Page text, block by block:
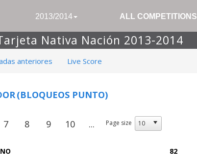
2013/2014 ALL COMPETITIONS
Nativa Nación 2013-2014
anteriores Live Score
(BLOQUEOS PUNTO)
7 8 9 10 ... Page size
82